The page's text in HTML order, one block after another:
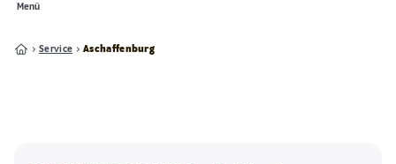
Menü
Service Aschaffenburg